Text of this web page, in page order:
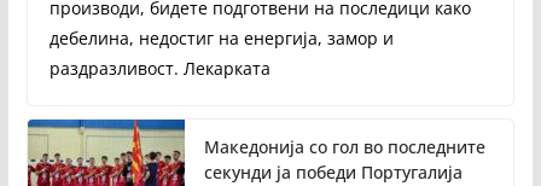
производи, бидете подготвени на последици како
дебелина, недостиг на енергија, замор и
раздразливост. Лекарката
Македонија со гол во последните
секунди ја победи Португалија